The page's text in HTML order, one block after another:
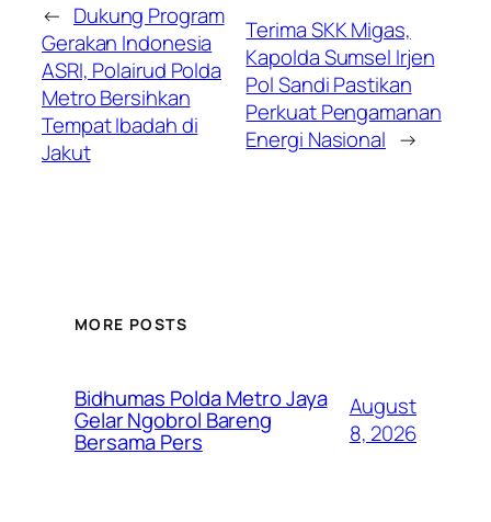
← Dukung Program
Gerakan Indonesia
ASRI, Polairud Polda
Metro Bersihkan
Tempat Ibadah di
Jakut
Terima SKK Migas,
Kapolda Sumsel Irjen
Pol Sandi Pastikan
Perkuat Pengamanan
Energi Nasional →
MORE POSTS
Bidhumas Polda Metro Jaya
Gelar Ngobrol Bareng
Bersama Pers
August
8, 2026